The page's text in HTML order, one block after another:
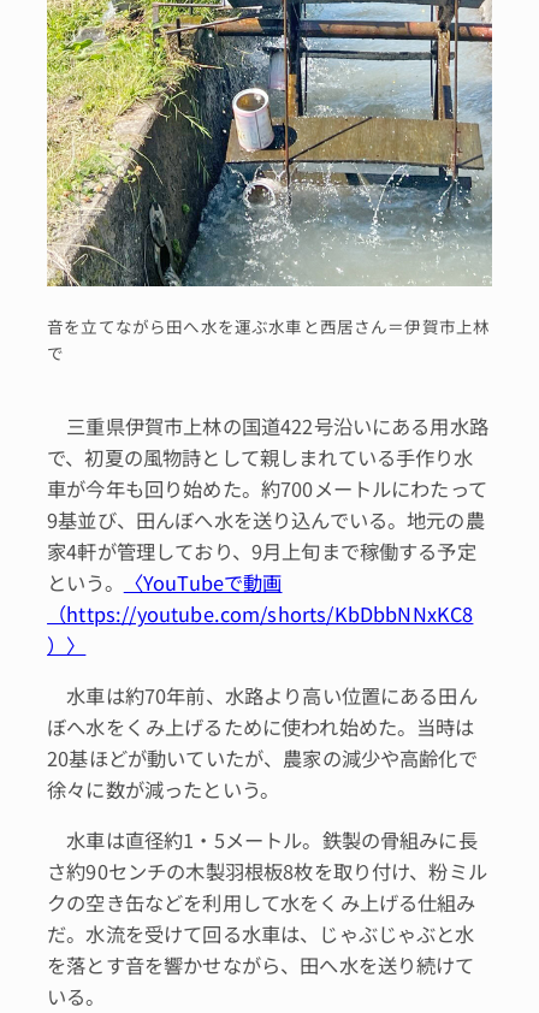
音を立てながら田へ水を運ぶ水車と西居さん＝伊賀市上林
で
三重県伊賀市上林の国道422号沿いにある用水路
で、初夏の風物詩として親しまれている手作り水
車が今年も回り始めた。約700メートルにわたって
9基並び、田んぼへ水を送り込んでいる。地元の農
家4軒が管理しており、9月上旬まで稼働する予定
という。
〈YouTubeで動画
（https://youtube.com/shorts/KbDbbNNxKC8
）〉
水車は約70年前、水路より高い位置にある田ん
ぼへ水をくみ上げるために使われ始めた。当時は
20基ほどが動いていたが、農家の減少や高齢化で
徐々に数が減ったという。
水車は直径約1・5メートル。鉄製の骨組みに長
さ約90センチの木製羽根板8枚を取り付け、粉ミル
クの空き缶などを利用して水をくみ上げる仕組み
だ。水流を受けて回る水車は、じゃぶじゃぶと水
を落とす音を響かせながら、田へ水を送り続けて
いる。